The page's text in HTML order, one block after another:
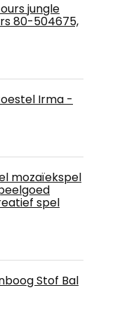
jungle
80-504675,
Irma -
mozaïekspel
spel
Stof Bal